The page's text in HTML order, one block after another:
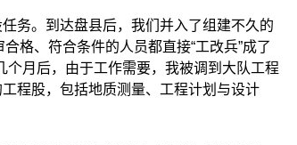
。到达盘县后，我们并入了组建不久的
格、符合条件的人员都直接“工改兵”成了
月后，由于工作需要，我被调到大队工程
程股，包括地质测量、工程计划与设计